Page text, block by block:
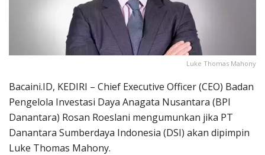
Luke Thomas Mahony
Bacaini.ID, KEDIRI – Chief Executive Officer (CEO) Badan
Pengelola Investasi Daya Anagata Nusantara (BPI
Danantara) Rosan Roeslani mengumunkan jika PT
Danantara Sumberdaya Indonesia (DSI) akan dipimpin
Luke Thomas Mahony.